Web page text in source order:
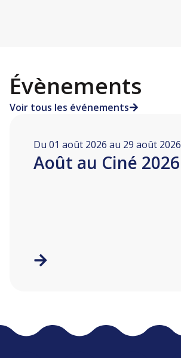
Évènements
Voir tous les événements
Du 01 août 2026 au 29 août 2026
Août au Ciné 2026